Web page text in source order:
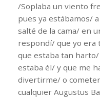
/Soplaba un viento
pues ya estábamos/
salté de la cama/ en
respondí/ que yo era
que estaba tan
estaba él/ y que me
divertirme/ o
cualquier Augustus